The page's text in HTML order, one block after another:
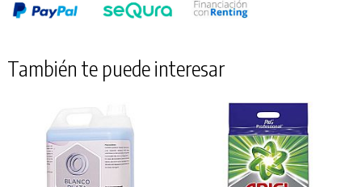
También te puede interesar